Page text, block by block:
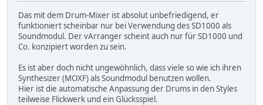
Das mit dem Drum-Mixer ist absolut unbefriedigend, er
funktioniert scheinbar nur bei Verwendung des SD1000 als
Soundmodul. Der vArranger scheint auch nur für SD1000 und
Co. konzipiert worden zu sein.
Es ist aber doch nicht ungewöhnlich, dass viele so wie ich ihren
Synthesizer (MOXF) als Soundmodul benutzen wollen.
Hier ist die automatische Anpassung der Drums in den Styles
teilweise Flickwerk und ein Glücksspiel.